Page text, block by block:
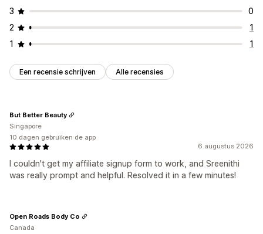
3
0
2
1
1
1
Een recensie schrijven Alle recensies
6 augustus 2026
I couldn't get my affiliate signup form to work, and Sreenithi
was really prompt and helpful. Resolved it in a few minutes!
But Better Beauty
Singapore
10 dagen gebruiken de app
Open Roads Body Co
Canada